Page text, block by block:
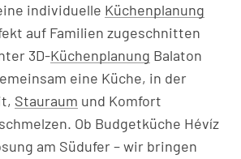
individuelle Küchenplanung
auf Familien zugeschnitten
3D-Küchenplanung Balaton
eine Küche, in der
Stauraum und Komfort
Ob Budgetküche Hévíz
am Südufer – wir bringen